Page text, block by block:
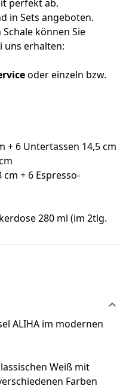
perfekt ab.
in Sets angeboten.
können Sie
uns erhalten:
oder einzeln bzw.
+ 6 Untertassen 14,5 cm
cm + 6 Espresso-
280 ml (im 2tlg.
ALIHA im modernen
Weiß mit
Farben